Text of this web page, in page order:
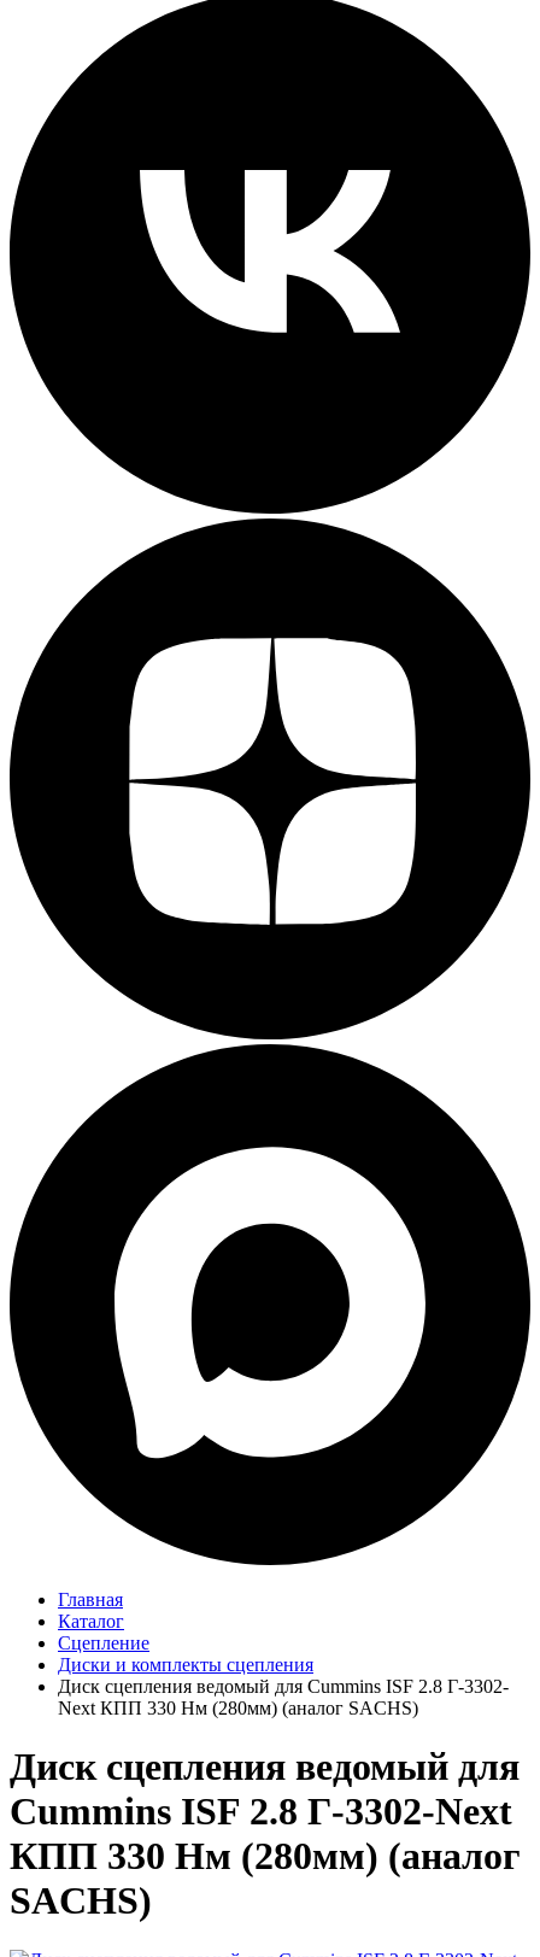
Главная
Каталог
Сцепление
Диски и комплекты сцепления
Диск сцепления ведомый для Cummins ISF 2.8 Г-3302-
Next КПП 330 Нм (280мм) (аналог SACHS)
Диск сцепления ведомый для
Cummins ISF 2.8 Г-3302-Next
КПП 330 Нм (280мм) (аналог
SACHS)